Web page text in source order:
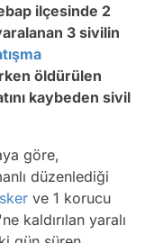
ilçesinde 2
3 sivilin
öldürülen
kaybeden sivil
göre,
düzenlediği
ve 1 korucu
kaldırılan yaralı